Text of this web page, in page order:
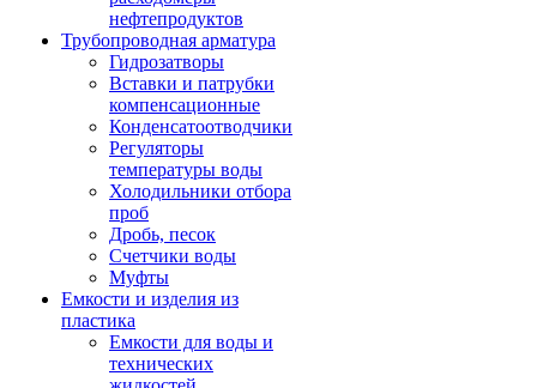
нефтепродуктов
Трубопроводная арматура
Гидрозатворы
Вставки и патрубки
компенсационные
Конденсатоотводчики
Регуляторы
температуры воды
Холодильники отбора
проб
Дробь, песок
Счетчики воды
Муфты
Емкости и изделия из
пластика
Емкости для воды и
технических